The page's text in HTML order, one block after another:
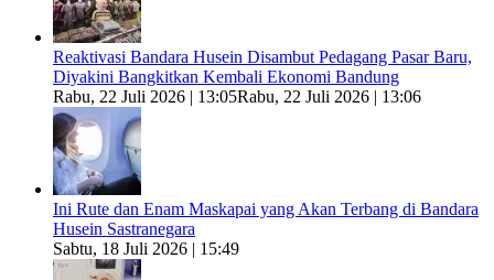
Reaktivasi Bandara Husein Disambut Pedagang Pasar Baru,
Diyakini Bangkitkan Kembali Ekonomi Bandung
Rabu, 22 Juli 2026 | 13:05Rabu, 22 Juli 2026 | 13:06
Ini Rute dan Enam Maskapai yang Akan Terbang di Bandara
Husein Sastranegara
Sabtu, 18 Juli 2026 | 15:49